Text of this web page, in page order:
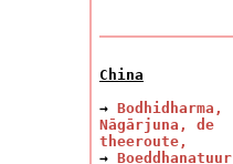
China
→ Bodhidharma,
Nāgārjuna, de
theeroute,
→ Boeddhanatuur